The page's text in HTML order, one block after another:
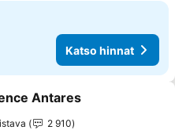
Katso hinnat
suosikkeihin
Antares
2 910